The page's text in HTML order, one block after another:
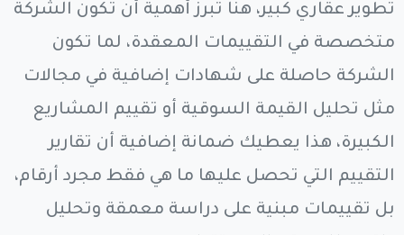
تطوير عقاري كبير، هنا تبرز أهمية أن تكون الشركة
متخصصة في التقييمات المعقدة، لما تكون
الشركة حاصلة على شهادات إضافية في مجالات
مثل تحليل القيمة السوقية أو تقييم المشاريع
الكبيرة، هذا يعطيك ضمانة إضافية أن تقارير
التقييم التي تحصل عليها ما هي فقط مجرد أرقام،
بل تقييمات مبنية على دراسة معمقة وتحليل